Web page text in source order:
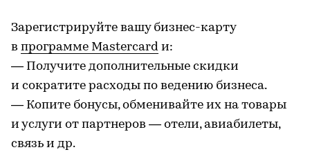
Зарегистрируйте вашу бизнес-карту
в программе Mastercard и:
— Получите дополнительные скидки
и сократите расходы по ведению бизнеса.
— Копите бонусы, обменивайте их на товары
и услуги от партнеров — отели, авиабилеты,
связь и др.